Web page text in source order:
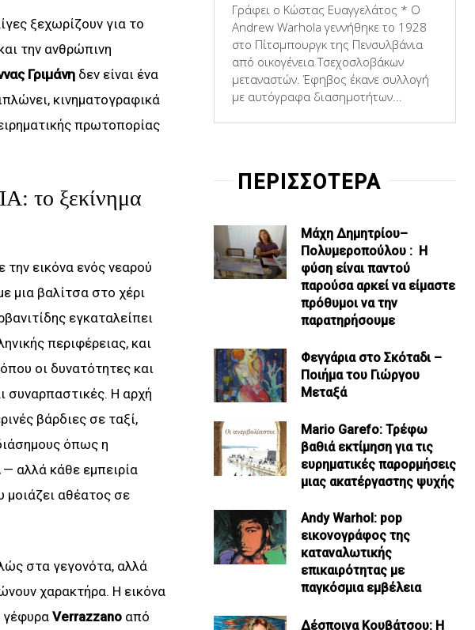
ξεχωρίζουν για το
την ανθρώπινη
Γριμάνη δεν είναι ένα
κινηματογραφικά
πρωτοπορίας
το ξεκίνημα
την εικόνα ενός νεαρού
μια βαλίτσα στο χέρι
εγκαταλείπει
περιφέρειας, και
οι δυνατότητες και
συναρπαστικές. Η αρχή
βάρδιες σε ταξί,
όπως η
— αλλά κάθε εμπειρία
μοιάζει αθέατος σε
στα γεγονότα, αλλά
χαρακτήρα. Η εικόνα
γέφυρα Verrazzano από
Γράφει ο Κώστας Ευαγγελάτος * Ο
Andrew Warhola γεννήθηκε το 1928
στο Πίτσμπουργκ της Πενσυλβάνια
από οικογένεια Τσεχοσλοβάκων
μεταναστών. Έφηβος έκανε συλλογή
με αυτόγραφα διασημοτήτων...
ΠΕΡΙΣΣΟΤΕΡΑ
Μάχη Δημητρίου–
Πολυμεροπούλου : Η
φύση είναι παντού
παρούσα αρκεί να είμαστε
πρόθυμοι να την
παρατηρήσουμε
Φεγγάρια στο Σκόταδι –
Ποιήμα του Γιώργου
Μεταξά
Mario Garefo: Τρέφω
βαθιά εκτίμηση για τις
ευρηματικές παρορμήσεις
μιας ακατέργαστης ψυχής
Andy Warhol: pop
εικονογράφος της
καταναλωτικής
επικαιρότητας με
παγκόσμια εμβέλεια
Δέσποινα Κουβάτσου: Η